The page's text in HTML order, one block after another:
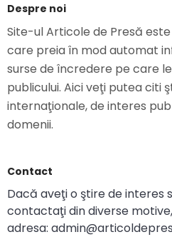
Despre noi
Site-ul Articole de Presă
care preia în mod automat
surse de încredere pe care
publicului. Aici veţi putea citi
internaţionale, de interes
domenii.
Contact
Dacă aveţi o ştire de interes
contactaţi din diverse
adresa: